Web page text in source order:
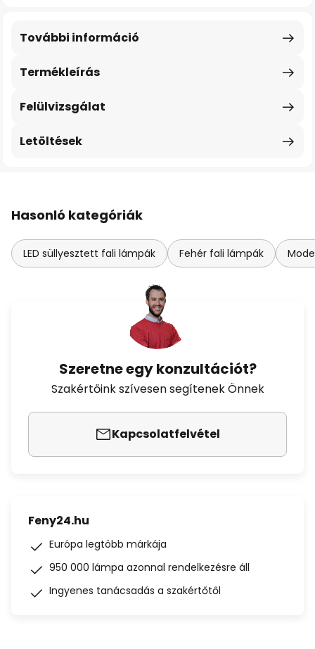
Termékleírás
További információ
Felülvizsgálat
Letöltések
Hasonló kategóriák
LED süllyesztett fali lámpák Fehér fali lámpák
Szeretne egy konzultációt?
Szakértőink szívesen segítenek Önnek
Kapcsolatfelvétel
Feny24.hu
Európa legtöbb márkája
950 000 lámpa azonnal rendelkezésre áll
Ingyenes tanácsadás a szakértőtől